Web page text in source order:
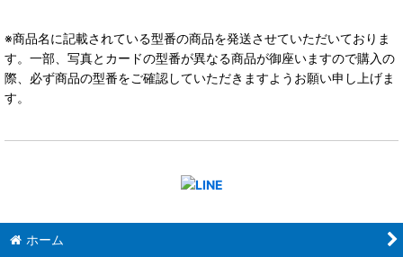
※商品名に記載されている型番の商品を発送させていただいておりま
す。一部、写真とカードの型番が異なる商品が御座いますので購入の
際、必ず商品の型番をご確認していただきますようお願い申し上げま
す。
ホーム